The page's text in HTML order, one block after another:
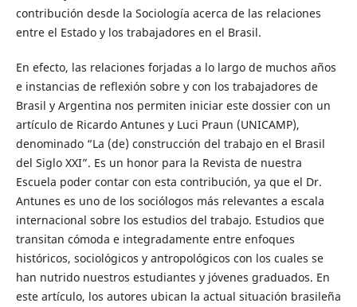
contribución desde la Sociología acerca de las relaciones
entre el Estado y los trabajadores en el Brasil.
En efecto, las relaciones forjadas a lo largo de muchos años
e instancias de reflexión sobre y con los trabajadores de
Brasil y Argentina nos permiten iniciar este dossier con un
artículo de Ricardo Antunes y Luci Praun (UNICAMP),
denominado “La (de) construcción del trabajo en el Brasil
del Siglo XXI”. Es un honor para la Revista de nuestra
Escuela poder contar con esta contribución, ya que el Dr.
Antunes es uno de los sociólogos más relevantes a escala
internacional sobre los estudios del trabajo. Estudios que
transitan cómoda e integradamente entre enfoques
históricos, sociológicos y antropológicos con los cuales se
han nutrido nuestros estudiantes y jóvenes graduados. En
este artículo, los autores ubican la actual situación brasileña